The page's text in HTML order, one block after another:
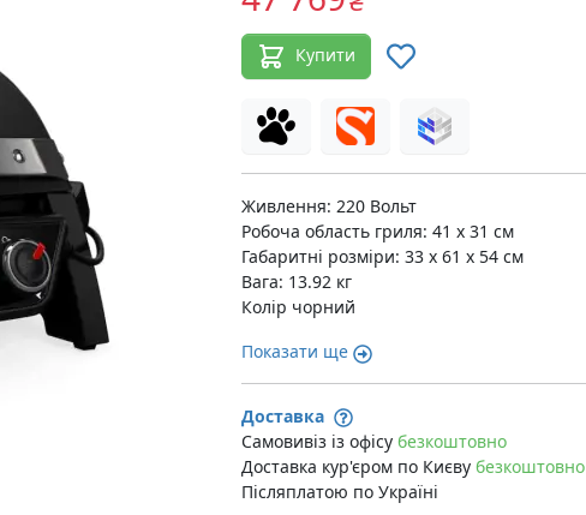
Купити
Живлення: 220 Вольт
Робоча область гриля: 41 x 31 см
Габаритні розміри: 33 x 61 x 54 см
Вага: 13.92 кг
Колір чорний
Показати ще
Доставка
Самовивіз із офісу безкоштовно
Доставка кур'єром по Києву безкоштовно
Післяплатою по Україні